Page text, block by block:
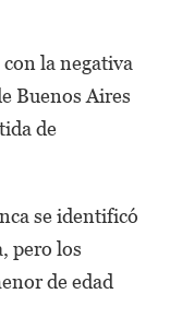
la negativa
Buenos Aires
de
se identificó
pero los
de edad